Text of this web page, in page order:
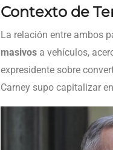
Contexto de
La relación entre ambos
masivos a vehículos,
expresidente sobre
Carney supo capitalizar